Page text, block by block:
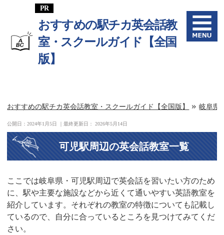
おすすめの駅チカ英会話教
室・スクールガイド【全国
版】
おすすめの駅チカ英会話教室・スクールガイド【全国版】 »岐阜県
公開日：2024年1月5日 ｜最終更新日：2026年5月14日
可児駅周辺の英会話教室一覧
ここでは岐阜県・可児駅周辺で英会話を習いたい方のため
に、駅や主要な施設などから近くて通いやすい英語教室を
紹介しています。それぞれの教室の特徴についても記載し
ているので、自分に合っているところを見つけてみてくだ
さい。